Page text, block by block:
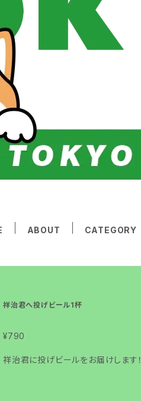
ABOUT CATEGORY
祥治君へ投げビール1杯
¥790
祥治君に投げビールをお届けします！